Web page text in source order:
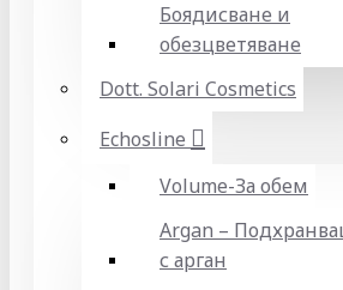
Боядисване и
обезцветяване
Dott. Solari Cosmetics
Echosline
Volume-За обем
Argan –
с арган